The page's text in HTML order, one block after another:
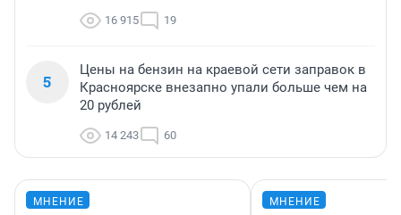
16 915 19
5
Цены на бензин на краевой сети заправок в
Красноярске внезапно упали больше чем на
20 рублей
14 243 60
МНЕНИЕ МНЕНИЕ